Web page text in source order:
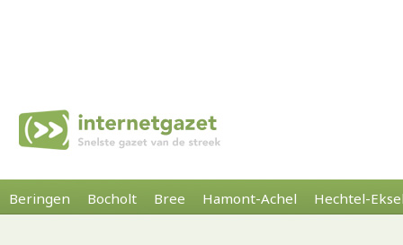
Beringen Bocholt Bree Hamont-Achel Hechtel-